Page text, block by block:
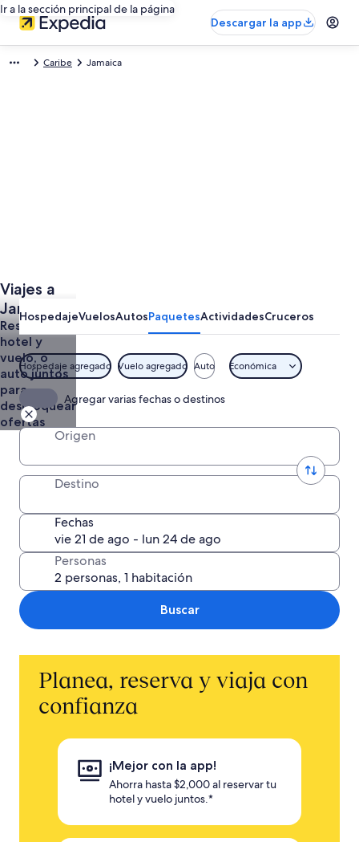
Ir a la sección principal de la página
Descargar la app
Caribe Jamaica
Viajes a
Jamaica
Todo
Incluido
Vuelo +
Hotel
Reserva
hotel y
vuelo, o
auto juntos
para
desbloquear
ofertas
HospedajeVuelosAutosPaquetesActividadesCruceros
Hospedaje agregado Vuelo agregado Auto Económica
Agregar varias fechas o destinos
Origen
Destino
Fechas
Personas
Buscar
Planea, reserva y viaja con
confianza
¡Mejor con la app!
Ahorra hasta $2,000 al reservar tu
hotel y vuelo juntos.*